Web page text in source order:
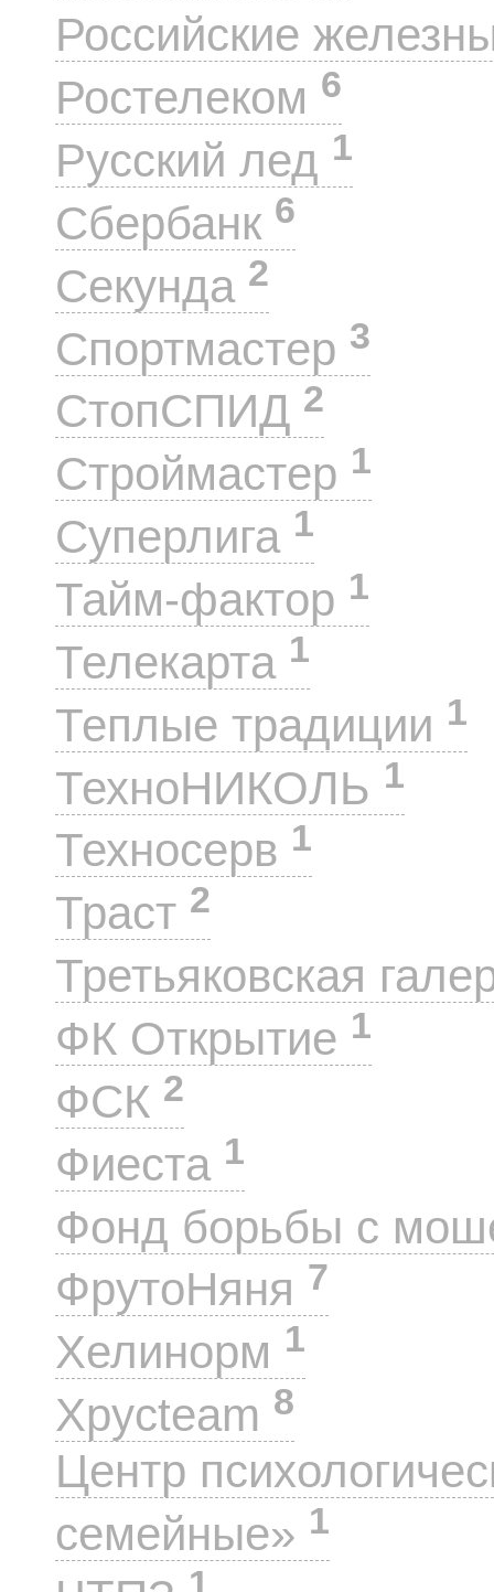
Российские
Ростелеком 6
Русский лед 1
Сбербанк 6
Секунда 2
Спортмастер 3
СтопСПИД 2
Строймастер 1
Суперлига 1
Тайм-фактор 1
Телекарта 1
Теплые традиции 1
ТехноНИКОЛЬ 1
Техносерв 1
Траст 2
Третьяковская
ФК Открытие 1
ФСК 2
Фиеста 1
Фонд борьбы с
ФрутоНяня 7
Хелинорм 1
Хрусteam 8
Центр
семейные» 1
1